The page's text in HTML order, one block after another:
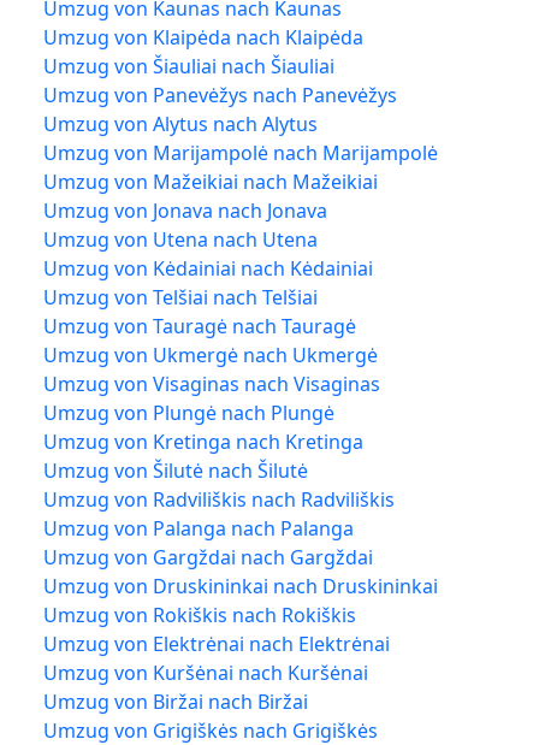
Umzug von Kaunas nach Kaunas
Umzug von Klaipėda nach Klaipėda
Umzug von Šiauliai nach Šiauliai
Umzug von Panevėžys nach Panevėžys
Umzug von Alytus nach Alytus
Umzug von Marijampolė nach Marijampolė
Umzug von Mažeikiai nach Mažeikiai
Umzug von Jonava nach Jonava
Umzug von Utena nach Utena
Umzug von Kėdainiai nach Kėdainiai
Umzug von Telšiai nach Telšiai
Umzug von Tauragė nach Tauragė
Umzug von Ukmergė nach Ukmergė
Umzug von Visaginas nach Visaginas
Umzug von Plungė nach Plungė
Umzug von Kretinga nach Kretinga
Umzug von Šilutė nach Šilutė
Umzug von Radviliškis nach Radviliškis
Umzug von Palanga nach Palanga
Umzug von Gargždai nach Gargždai
Umzug von Druskininkai nach Druskininkai
Umzug von Rokiškis nach Rokiškis
Umzug von Elektrėnai nach Elektrėnai
Umzug von Kuršėnai nach Kuršėnai
Umzug von Biržai nach Biržai
Umzug von Grigiškės nach Grigiškės